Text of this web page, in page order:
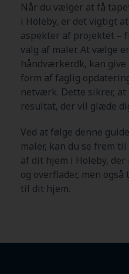
Når du vælger at få
i Holeby, er det vigtigt
aspekter af projektet –
valg af maler. At vælge
håndværker.dk, kan
form af faglig
netværk. Dette sikrer,
resultat, der vil glæde
Ved at følge denne
maler, kan du se frem
af dit hjem i Holeby,
og overflader, men
til dit hjem.